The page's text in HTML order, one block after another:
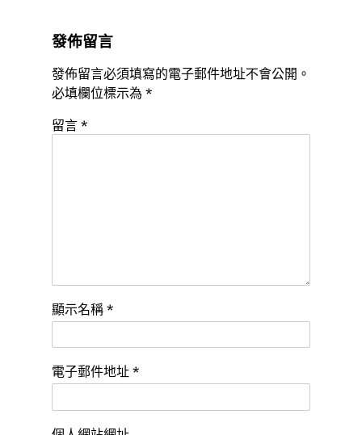
發佈留言
發佈留言必須填寫的電子郵件地址不會公開。
必填欄位標示為 *
留言 *
顯示名稱 *
電子郵件地址 *